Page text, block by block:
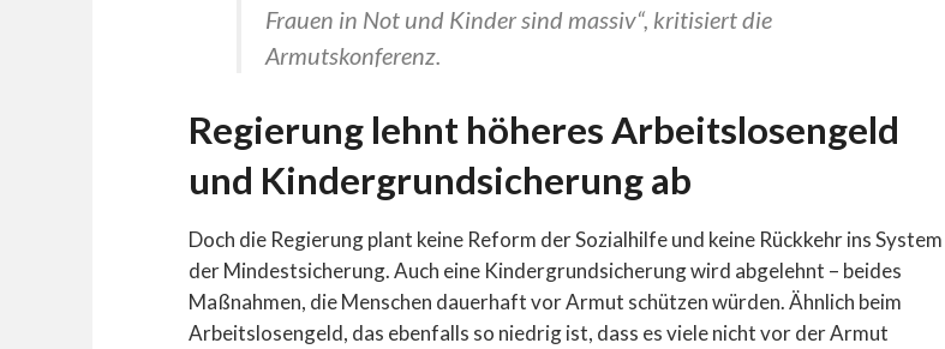
Frauen in Not und Kinder sind massiv“, kritisiert die
Armutskonferenz.
Regierung lehnt höheres Arbeitslosengeld
und Kindergrundsicherung ab
Doch die Regierung plant keine Reform der Sozialhilfe und keine Rückkehr ins System
der Mindestsicherung. Auch eine Kindergrundsicherung wird abgelehnt – beides
Maßnahmen, die Menschen dauerhaft vor Armut schützen würden. Ähnlich beim
Arbeitslosengeld, das ebenfalls so niedrig ist, dass es viele nicht vor der Armut